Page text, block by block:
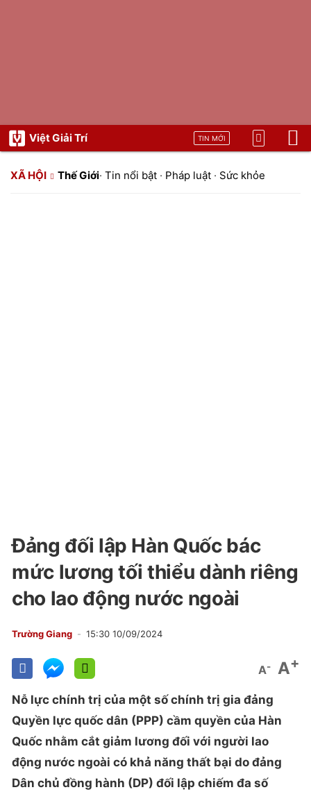
Việt Giải Trí TIN MỚI
XÃ HỘI Thế Giới· Tin nổi bật · Pháp luật · Sức khỏe
Đảng đối lập Hàn Quốc bác
mức lương tối thiểu dành riêng
cho lao động nước ngoài
Trường Giang 15:30 10/09/2024
A- A+
Nỗ lực chính trị của một số chính trị gia đảng
Quyền lực quốc dân (PPP) cầm quyền của Hàn
Quốc nhằm cắt giảm lương đối với người lao
động nước ngoài có khả năng thất bại do đảng
Dân chủ đồng hành (DP) đối lập chiếm đa số